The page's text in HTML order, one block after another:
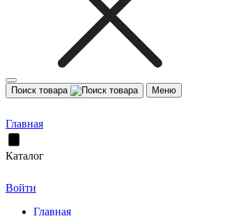
Поиск товара Меню
Главная
Каталог
Войти
Главная